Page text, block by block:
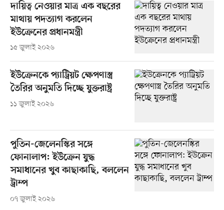
দায়িত্ব নেওয়ার মাত্র এক বছরের
মাথায় পদত্যাগ করলেন
ইউক্রেনের প্রধানমন্ত্রী
১৫ জুলাই ২০২৬
ইউক্রেনকে প্যাট্রিয়ট ক্ষেপণাস্ত্র
তৈরির অনুমতি দিচ্ছে যুক্তরাষ্ট্র
১১ জুলাই ২০২৬
পুতিন-জেলেনস্কির সঙ্গে
ফোনালাপ: ইউক্রেন যুদ্ধ
সমাধানের খুব কাছাকাছি, বললেন
ট্রাম্প
০৭ জুলাই ২০২৬